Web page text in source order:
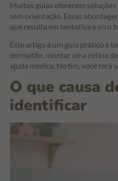
Muitos guias oferecem
sem orientação. Essas
que resulta em tentativa e erro
Este artigo é um guia prático e
dermatite, montar uma rotina
ajuda médica. No fim, você terá
O que causa
identificar